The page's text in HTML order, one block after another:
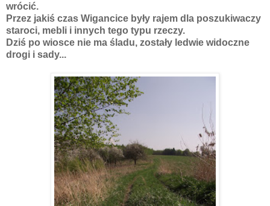
wrócić.
Przez jakiś czas Wigancice były rajem dla poszukiwaczy
staroci, mebli i innych tego typu rzeczy.
Dziś po wiosce nie ma śladu, zostały ledwie widoczne
drogi i sady...